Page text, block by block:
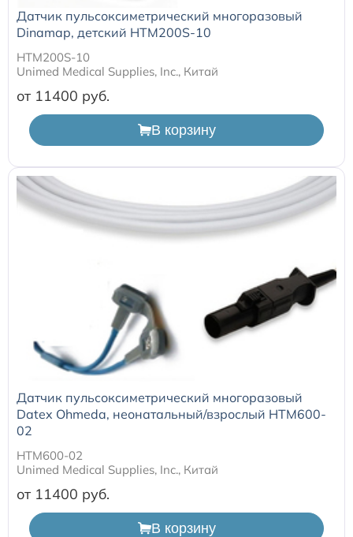
Датчик пульсоксиметрический многоразовый
Dinamap, детский HTM200S-10
HTM200S-10
Unimed Medical Supplies, Inc., Китай
от 11400
В корзину
Датчик пульсоксиметрический многоразовый
Datex Ohmeda, неонатальный/взрослый HTM600-
02
HTM600-02
Unimed Medical Supplies, Inc., Китай
от 11400
В корзину